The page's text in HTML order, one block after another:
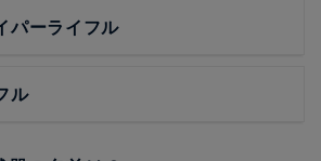
パーライフル
ル